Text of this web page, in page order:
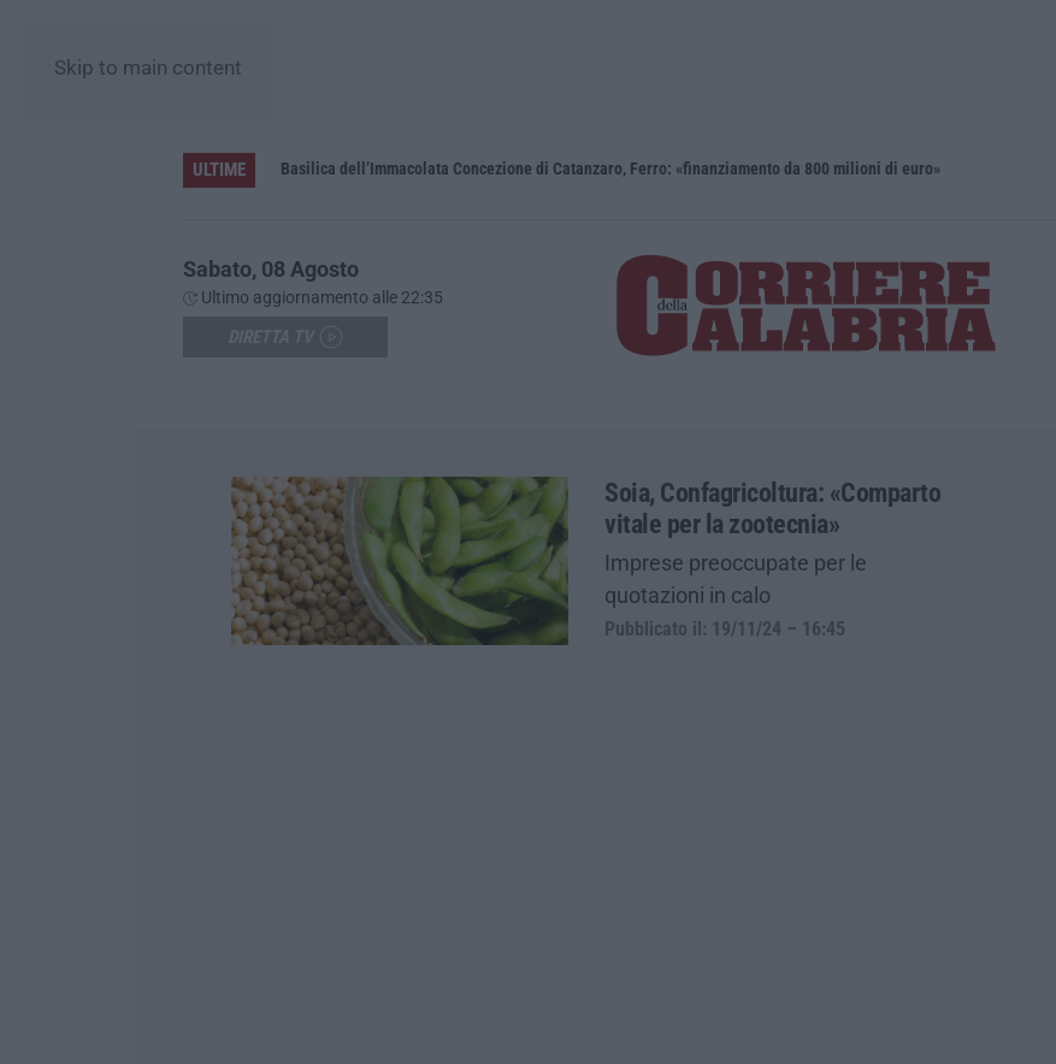
Skip to main content
ULTIME Basilica dell’Immacolata Concezione di Catanzaro, Ferro: «finanziamento da 800 milioni di euro»
Sabato, 08 Agosto
Ultimo aggiornamento alle 22:35
Soia, Confagricoltura: «Comparto
vitale per la zootecnia»
Imprese preoccupate per le
quotazioni in calo
Pubblicato il: 19/11/24 – 16:45